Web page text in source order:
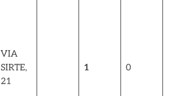
VIA
SIRTE,
21
1 0